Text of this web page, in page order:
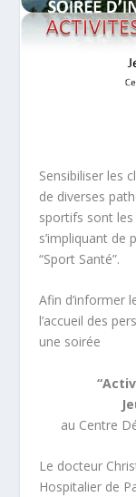
Sensibiliser les
de diverses
sportifs sont
s’impliquant de
“Sport Santé”.
Afin d’informer
l’accueil des
une soirée
au Centre
Le docteur
Hospitalier de